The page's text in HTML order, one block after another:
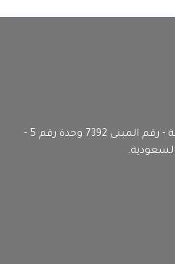
المدينة الصناعية الثانية - رقم المبنى 7392 وحدة رقم 5 -